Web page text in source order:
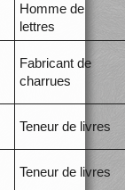
Homme de
lettres
Fabricant de
charrues
Teneur de livres
Teneur de livres